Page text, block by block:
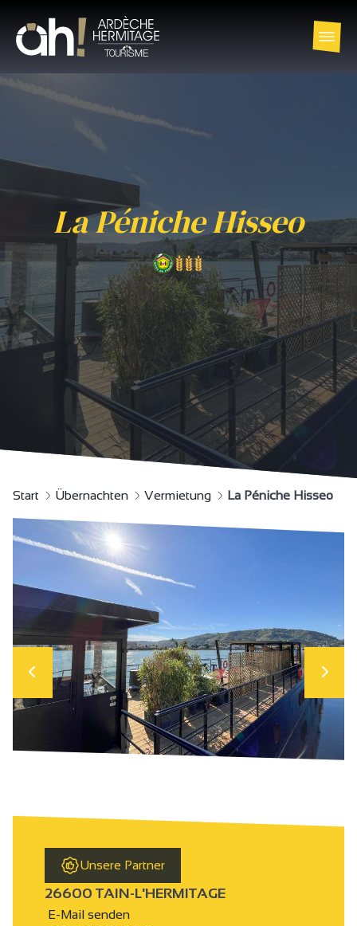
La Péniche Hisseo
Start Übernachten Vermietung La Péniche Hisseo
Unsere Partner
26600 TAIN-L'HERMITAGE
E-Mail senden